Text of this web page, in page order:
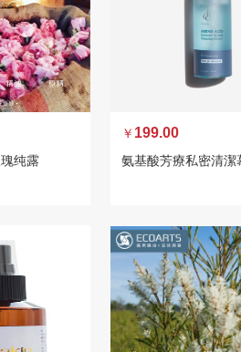
纯露
￥ 199.00
氨基酸芳療私密清潔